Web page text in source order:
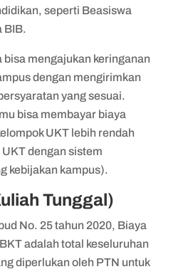
seperti Beasiswa
BIB.
bisa mengajukan keringanan
dengan mengirimkan
yang sesuai.
bisa membayar biaya
UKT lebih rendah
dengan sistem
kebijakan kampus).
Tunggal)
No. 25 tahun 2020, Biaya
adalah total keseluruhan
diperlukan oleh PTN untuk